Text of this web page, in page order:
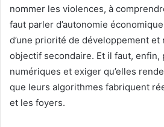
nommer les violences, à
faut parler d’autonomie
d’une priorité de développement et
objectif secondaire. Et il faut, enfin,
numériques et exiger qu’elles
que leurs algorithmes fabriquent
et les foyers.